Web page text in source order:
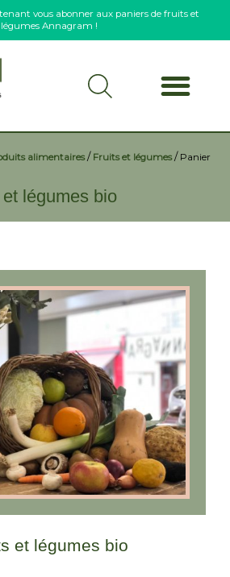
alimentaires/ Fruits et légumes/ Panier
légumes bio
et légumes bio
vous abonner aux paniers de fruits et
légumes Annagram !